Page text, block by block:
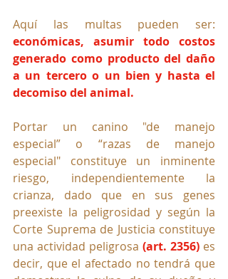
económicas, asumir todo costos
generado como producto del daño
a un tercero o un bien y hasta el
decomiso del animal.
Portar un canino "de manejo
especial” o “razas de manejo
especial" constituye un inminente
riesgo, independientemente la
crianza, dado que en sus genes
preexiste la peligrosidad y según la
Corte Suprema de Justicia constituye
una actividad peligrosa (art. 2356) es
decir, que el afectado no tendrá que